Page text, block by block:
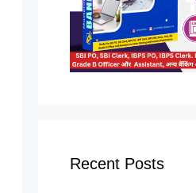
Recent Posts